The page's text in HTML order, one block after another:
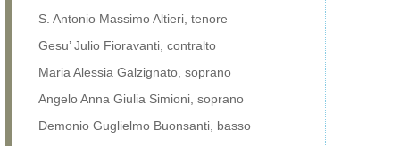
S. Antonio Massimo Altieri, tenore
Gesu’ Julio Fioravanti, contralto
Maria Alessia Galzignato, soprano
Angelo Anna Giulia Simioni, soprano
Demonio Guglielmo Buonsanti, basso